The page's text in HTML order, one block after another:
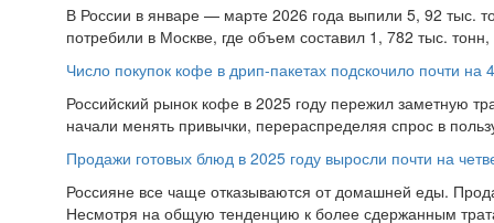
В России в январе — марте 2026 года выпили 5, 92 тыс.
потребили в Москве, где объем составил 1, 782 тыс.
Число покупок кофе в дрип-пакетах подскочило почти на
Российский рынок кофе в 2025 году пережил заметную
начали менять привычки, перераспределяя спрос в
Продажи готовых блюд в 2025 году выросли почти на
Россияне все чаще отказываются от домашней еды.
Несмотря на общую тенденцию к более сдержанным